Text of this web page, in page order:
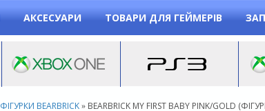
АКСЕСУАРИ ТОВАРИ ДЛЯ ГЕЙМЕРІВ
ФІГУРКИ BEARBRICK » BEARBRICK MY FIRST BABY PINK/GOLD